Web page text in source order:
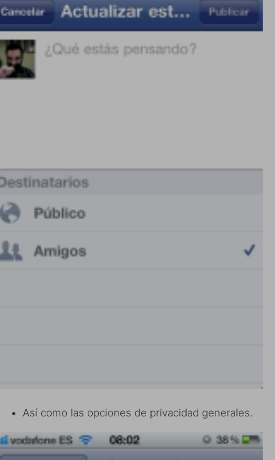
Así como las opciones de privacidad generales.